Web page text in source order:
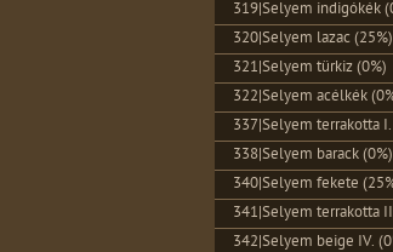
319|Selyem indigókék
320|Selyem lazac (25%)
321|Selyem türkiz (0%)
322|Selyem acélkék
337|Selyem terrakotta
338|Selyem barack (0%)
340|Selyem fekete
341|Selyem terrakotta
342|Selyem beige IV.